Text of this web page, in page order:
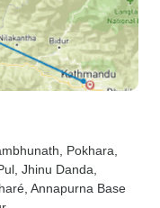
, Pokhara
, Jhinu Danda
, Annapurna Base